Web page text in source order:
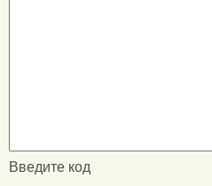
Введите код